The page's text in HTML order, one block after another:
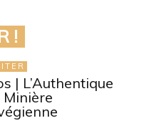
!
| L’Authentique